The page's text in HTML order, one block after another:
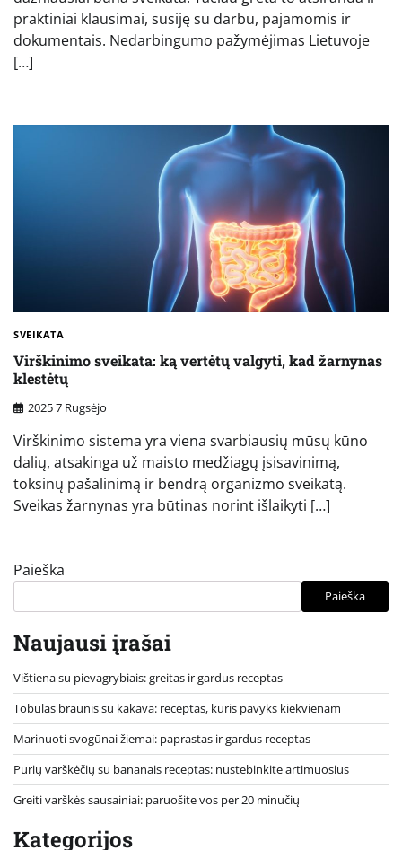
praktiniai klausimai, susiję su darbu, pajamomis ir
dokumentais. Nedarbingumo pažymėjimas Lietuvoje
[…]
SVEIKATA
Virškinimo sveikata: ką vertėtų valgyti, kad žarnynas
klestėtų
2025 7 Rugsėjo
Virškinimo sistema yra viena svarbiausių mūsų kūno
dalių, atsakinga už maisto medžiagų įsisavinimą,
toksinų pašalinimą ir bendrą organizmo sveikatą.
Sveikas žarnynas yra būtinas norint išlaikyti […]
Paieška
Paieška
Naujausi įrašai
Vištiena su pievagrybiais: greitas ir gardus receptas
Tobulas braunis su kakava: receptas, kuris pavyks kiekvienam
Marinuoti svogūnai žiemai: paprastas ir gardus receptas
Purių varškėčių su bananais receptas: nustebinkite artimuosius
Greiti varškės sausainiai: paruošite vos per 20 minučių
Kategorijos